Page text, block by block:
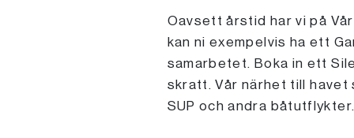
Oavsett årstid har vi på
kan ni exempelvis ha ett
samarbetet. Boka in ett
skratt. Vår närhet till havet
SUP och andra